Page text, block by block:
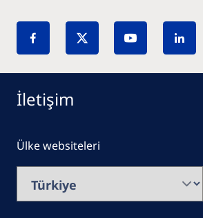
İletişim
Ülke websiteleri